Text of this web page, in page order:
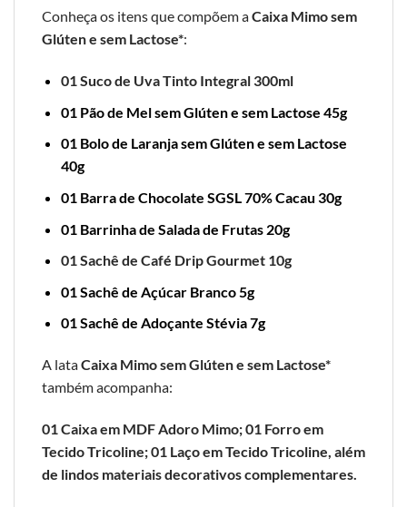
Conheça os itens que compõem aCaixa Mimo sem
Glúten e sem Lactose*:
01 Suco de Uva Tinto Integral 300ml
01 Pão de Mel sem Glúten e sem Lactose 45g
01 Bolo de Laranja sem Glúten e sem Lactose
40g
01 Barra de Chocolate SGSL 70% Cacau 30g
01 Barrinha de Salada de Frutas 20g
01 Sachê de Café Drip Gourmet 10g
01 Sachê de Açúcar Branco 5g
01 Sachê de Adoçante Stévia 7g
A lataCaixa Mimo sem Glúten e sem Lactose*
também acompanha:
01 Caixa em MDF Adoro Mimo; 01 Forro em
Tecido Tricoline; 01 Laço em Tecido Tricoline, além
de lindos materiais decorativos complementares.